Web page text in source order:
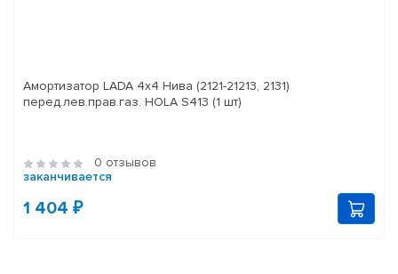
Амортизатор LADA 4x4 Нива (2121-21213, 2131)
перед.лев.прав.газ. HOLA S413 (1 шт)
0 отзывов
заканчивается
1 404 ₽